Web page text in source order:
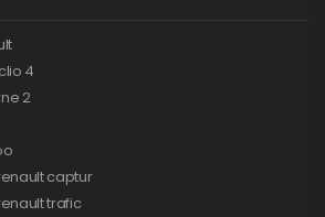
4
2
captur
trafic